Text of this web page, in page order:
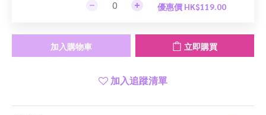
優惠價 HK$119.00
加入購物車 立即購買
加入追蹤清單